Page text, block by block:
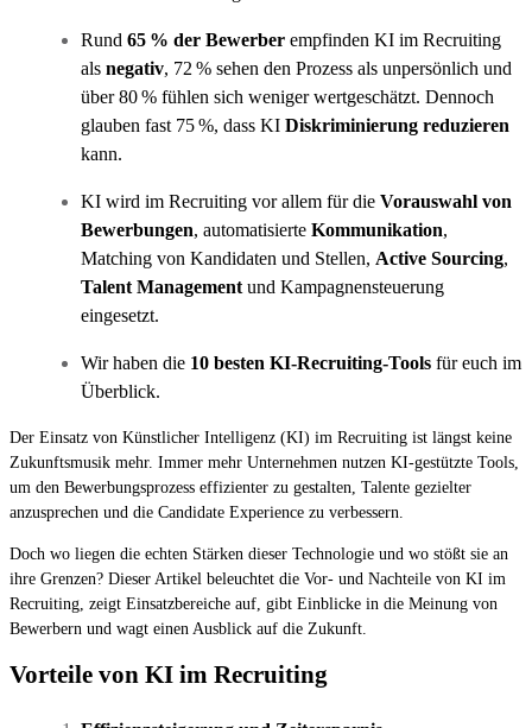
Rund 65 % der Bewerber empfinden KI im Recruiting
als negativ, 72 % sehen den Prozess als unpersönlich und
über 80 % fühlen sich weniger wertgeschätzt. Dennoch
glauben fast 75 %, dass KI Diskriminierung reduzieren
kann.
KI wird im Recruiting vor allem für die Vorauswahl von
Bewerbungen, automatisierte Kommunikation,
Matching von Kandidaten und Stellen, Active Sourcing,
Talent Management und Kampagnensteuerung
eingesetzt.
Wir haben die 10 besten KI-Recruiting-Tools für euch im
Überblick.
Der Einsatz von Künstlicher Intelligenz (KI) im Recruiting ist längst keine
Zukunftsmusik mehr. Immer mehr Unternehmen nutzen KI-gestützte Tools,
um den Bewerbungsprozess effizienter zu gestalten, Talente gezielter
anzusprechen und die Candidate Experience zu verbessern.
Doch wo liegen die echten Stärken dieser Technologie und wo stößt sie an
ihre Grenzen? Dieser Artikel beleuchtet die Vor- und Nachteile von KI im
Recruiting, zeigt Einsatzbereiche auf, gibt Einblicke in die Meinung von
Bewerbern und wagt einen Ausblick auf die Zukunft.
Vorteile von KI im Recruiting